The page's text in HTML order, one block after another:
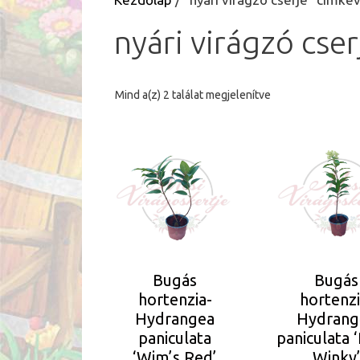
nyári virágzó
Mind a(z) 2 találat megjelenítve
Bugás
hortenzia-
Hydrangea
paniculata
Bugás
paniculata